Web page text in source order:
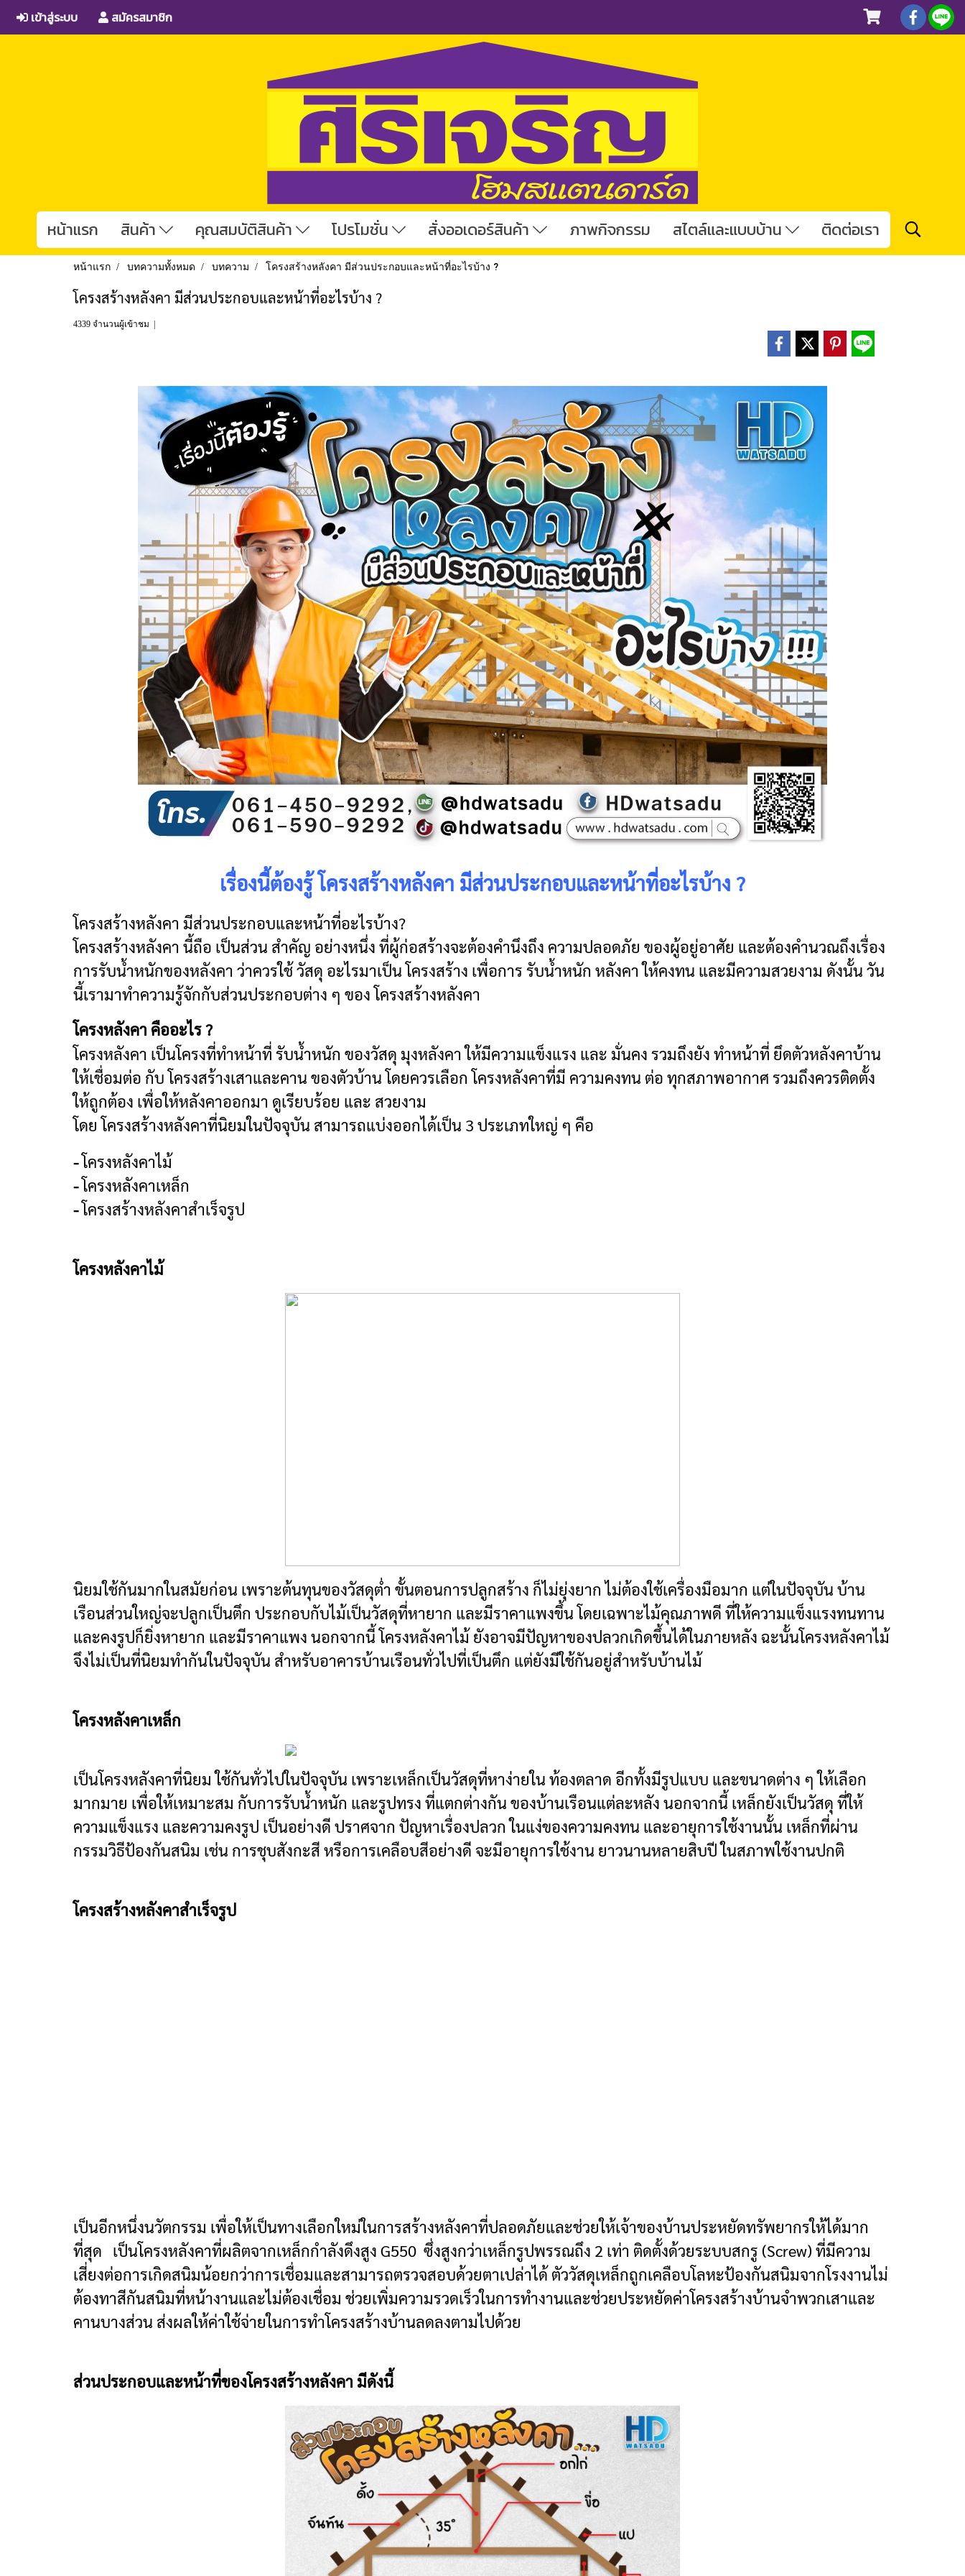
เข้าสู่ระบบ สมัครสมาชิก
หน้าแรก สินค้า คุณสมบัติสินค้า โปรโมชั่น สั่งออเดอร์สินค้า ภาพกิจกรรม สไตล์และแบบบ้าน ติดต่อเรา
หน้าแรก บทความทั้งหมด บทความ โครงสร้างหลังคา มีส่วนประกอบและหน้าที่อะไรบ้าง ?
โครงสร้างหลังคา มีส่วนประกอบและหน้าที่อะไรบ้าง ?
4339 จำนวนผู้เข้าชม
เรื่องนี้ต้องรู้ โครงสร้างหลังคา มีส่วนประกอบและหน้าที่อะไรบ้าง ?
โครงสร้างหลังคา มีส่วนประกอบและหน้าที่อะไรบ้าง?
โครงสร้างหลังคา นี้ถือ เป็นส่วน สำคัญ อย่างหนึ่ง ที่ผู้ก่อสร้างจะต้องคำนึงถึง ความปลอดภัย ของผู้อยู่อาศัย และต้องคำนวณถึงเรื่อง
การรับน้ำหนักของหลังคา ว่าควรใช้ วัสดุ อะไรมาเป็น โครงสร้าง เพื่อการ รับน้ำหนัก หลังคา ให้คงทน และมีความสวยงาม ดังนั้น วัน
นี้เรามาทำความรู้จักกับส่วนประกอบต่าง ๆ ของ โครงสร้างหลังคา
โครงหลังคา คืออะไร ?
โครงหลังคา เป็นโครงที่ทำหน้าที่ รับน้ำหนัก ของวัสดุ มุงหลังคา ให้มีความแข็งแรง และ มั่นคง รวมถึงยัง ทำหน้าที่ ยึดตัวหลังคาบ้าน
ให้เชื่อมต่อ กับ โครงสร้างเสาและคาน ของตัวบ้าน โดยควรเลือก โครงหลังคาที่มี ความคงทน ต่อ ทุกสภาพอากาศ รวมถึงควรติดตั้ง
ให้ถูกต้อง เพื่อให้หลังคาออกมา ดูเรียบร้อย และ สวยงาม
โดย โครงสร้างหลังคาที่นิยมในปัจจุบัน สามารถแบ่งออกได้เป็น 3 ประเภทใหญ่ ๆ คือ
-โครงหลังคาไม้
-โครงหลังคาเหล็ก
-โครงสร้างหลังคาสำเร็จรูป
โครงหลังคาไม้
นิยมใช้กันมากในสมัยก่อน เพราะต้นทุนของวัสดุต่ำ ขั้นตอนการปลูกสร้าง ก็ไม่ยุ่งยาก ไม่ต้องใช้เครื่องมือมาก แต่ในปัจจุบัน บ้าน
เรือนส่วนใหญ่จะปลูกเป็นตึก ประกอบกับไม้เป็นวัสดุที่หายาก และมีราคาแพงขึ้น โดยเฉพาะไม้คุณภาพดี ที่ให้ความแข็งแรงทนทาน
และคงรูปก็ยิ่งหายาก และมีราคาแพง นอกจากนี้ โครงหลังคาไม้ ยังอาจมีปัญหาของปลวกเกิดขึ้นได้ในภายหลัง ฉะนั้นโครงหลังคาไม้
จึงไม่เป็นที่นิยมทำกันในปัจจุบัน สำหรับอาคารบ้านเรือนทั่วไปที่เป็นตึก แต่ยังมีใช้กันอยู่สำหรับบ้านไม้
โครงหลังคาเหล็ก
เป็นโครงหลังคาที่นิยม ใช้กันทั่วไปในปัจจุบัน เพราะเหล็กเป็นวัสดุที่หาง่ายใน ท้องตลาด อีกทั้งมีรูปแบบ และขนาดต่าง ๆ ให้เลือก
มากมาย เพื่อให้เหมาะสม กับการรับน้ำหนัก และรูปทรง ที่แตกต่างกัน ของบ้านเรือนแต่ละหลัง นอกจากนี้ เหล็กยังเป็นวัสดุ ที่ให้
ความแข็งแรง และความคงรูป เป็นอย่างดี ปราศจาก ปัญหาเรื่องปลวก ในแง่ของความคงทน และอายุการใช้งานนั้น เหล็กที่ผ่าน
กรรมวิธีป้องกันสนิม เช่น การชุบสังกะสี หรือการเคลือบสีอย่างดี จะมีอายุการใช้งาน ยาวนานหลายสิบปี ในสภาพใช้งานปกติ
โครงสร้างหลังคาสำเร็จรูป
เป็นอีกหนึ่งนวัตกรรม เพื่อให้เป็นทางเลือกใหม่ในการสร้างหลังคาที่ปลอดภัยและช่วยให้เจ้าของบ้านประหยัดทรัพยากรให้ได้มาก
ที่สุด เป็นโครงหลังคาที่ผลิตจากเหล็กกำลังดึงสูง G550 ซึ่งสูงกว่าเหล็กรูปพรรณถึง 2 เท่า ติดตั้งด้วยระบบสกรู (Screw) ที่มีความ
เสี่ยงต่อการเกิดสนิมน้อยกว่าการเชื่อมและสามารถตรวจสอบด้วยตาเปล่าได้ ตัววัสดุเหล็กถูกเคลือบโลหะป้องกันสนิมจากโรงงานไม่
ต้องทาสีกันสนิมที่หน้างานและไม่ต้องเชื่อม ช่วยเพิ่มความรวดเร็วในการทำงานและช่วยประหยัดค่าโครงสร้างบ้านจำพวกเสาและ
คานบางส่วน ส่งผลให้ค่าใช้จ่ายในการทำโครงสร้างบ้านลดลงตามไปด้วย
ส่วนประกอบและหน้าที่ของโครงสร้างหลังคา มีดังนี้